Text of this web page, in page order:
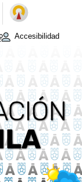
Accesibilidad